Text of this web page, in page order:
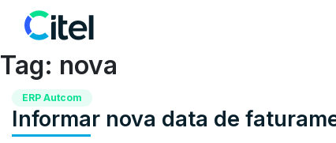
Pular para o conteúdo
Tag: nova
ERP Autcom
Informar nova data de